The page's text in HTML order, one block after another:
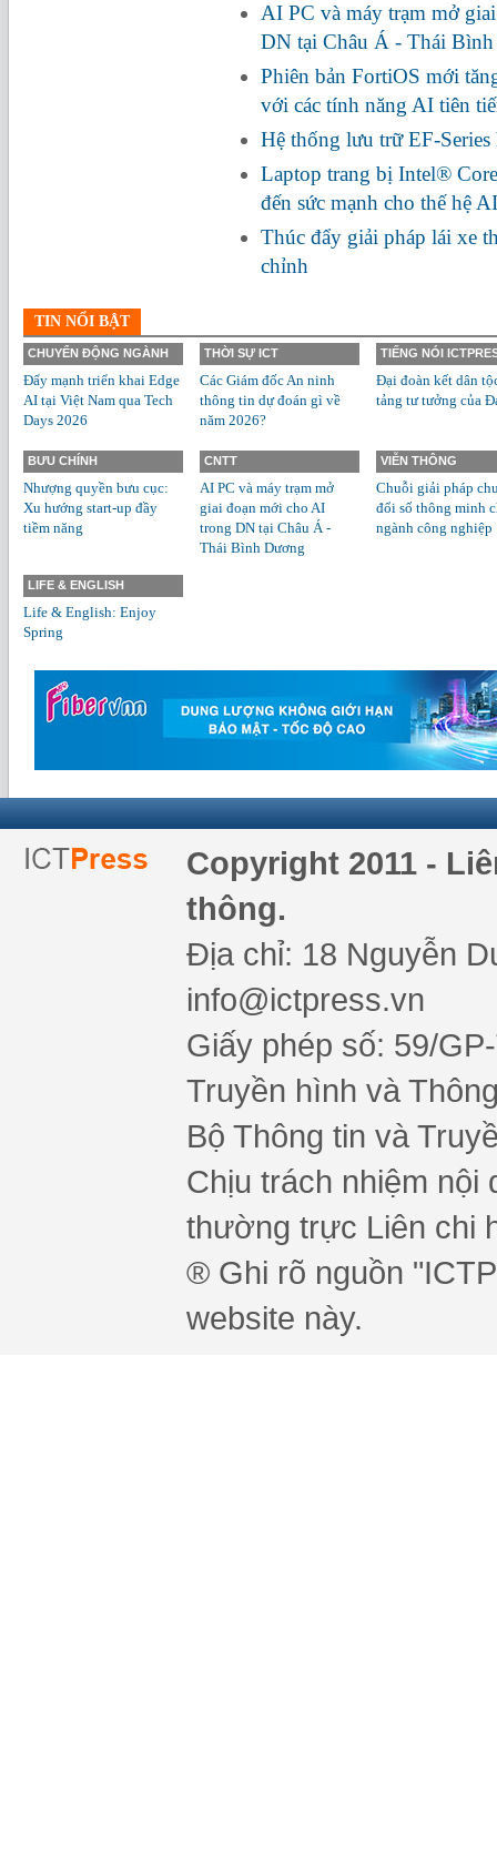
AI PC và máy trạm mở
DN tại Châu Á - Thái
Phiên bản FortiOS mới
với các tính năng AI tiên
Hệ thống lưu trữ EF-
Laptop trang bị Intel®
đến sức mạnh cho thế hệ
Thúc đẩy giải pháp lái xe
chỉnh
TIN NỔI BẬT
CHUYỂN ĐỘNG NGÀNH
Đẩy mạnh triển khai Edge
AI tại Việt Nam qua Tech
Days 2026
THỜI SỰ ICT
Các Giám đốc An ninh
thông tin dự đoán gì về
năm 2026?
TIẾNG NÓI
Đại đoàn kết dân
tảng tư tưởng của
BƯU CHÍNH
Nhượng quyền bưu cục:
Xu hướng start-up đầy
tiềm năng
CNTT
AI PC và máy trạm mở
giai đoạn mới cho AI
trong DN tại Châu Á -
Thái Bình Dương
VIỄN THÔNG
Chuỗi giải pháp
đổi số thông minh
ngành công nghiệp
LIFE & ENGLISH
Life & English: Enjoy
Spring
Copyright 2011 -
thông.
Địa chỉ: 18 Nguyễn
info@ictpress.vn
Giấy phép số: 59/
Truyền hình và
Bộ Thông tin và
Chịu trách nhiệm nội
thường trực Liên chi
® Ghi rõ nguồn
website này.